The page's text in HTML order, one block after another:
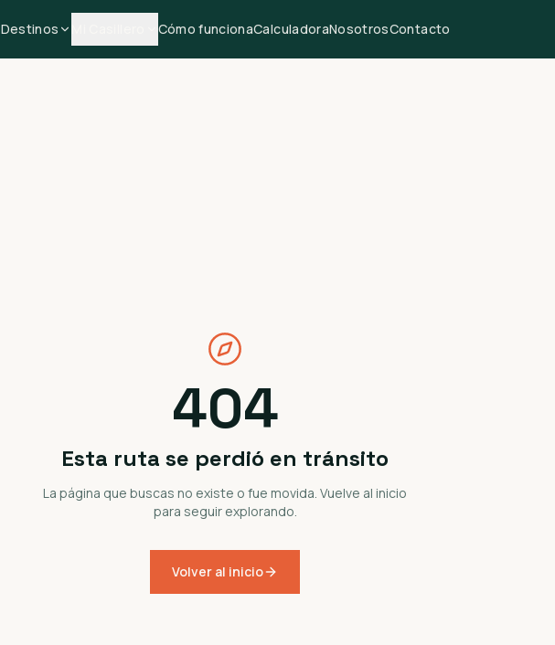
Destinos Cómo funcionaCalculadoraNosotrosContacto
404
Esta ruta se perdió en tránsito
La página que buscas no existe o fue movida. Vuelve al inicio
para seguir explorando.
Volver al inicio